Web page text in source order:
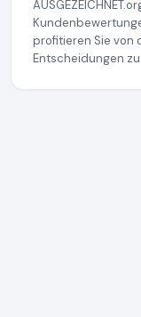
profitieren Sie von
Entscheidungen